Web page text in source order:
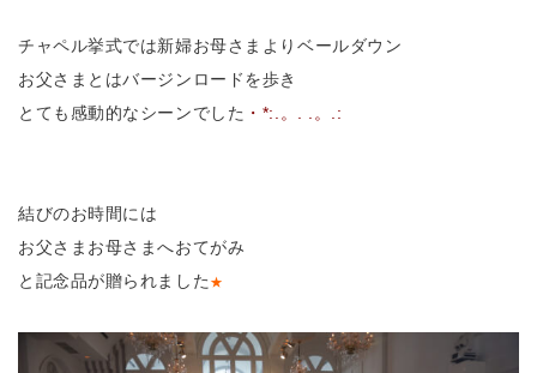
チャペル挙式では新婦お母さまよりベールダウン
お父さまとはバージンロードを歩き
とても感動的なシーンでした ・*:.。. .。.:
結びのお時間には
お父さまお母さまへおてがみ
と記念品が贈られました ★